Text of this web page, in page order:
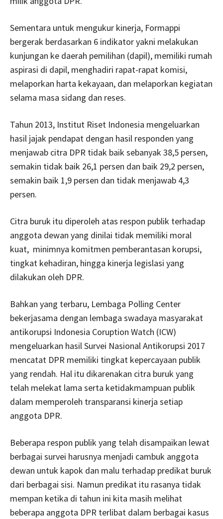
Sementara untuk mengukur kinerja, Formappi
bergerak berdasarkan 6 indikator yakni melakukan
kunjungan ke daerah pemilihan (dapil), memiliki rumah
aspirasi di dapil, menghadiri rapat-rapat komisi,
melaporkan harta kekayaan, dan melaporkan kegiatan
selama masa sidang dan reses.
Tahun 2013, Institut Riset Indonesia mengeluarkan
hasil jajak pendapat dengan hasil responden yang
menjawab citra DPR tidak baik sebanyak 38,5 persen,
semakin tidak baik 26,1 persen dan baik 29,2 persen,
semakin baik 1,9 persen dan tidak menjawab 4,3
persen.
Citra buruk itu diperoleh atas respon publik terhadap
anggota dewan yang dinilai tidak memiliki moral
kuat, minimnya komitmen pemberantasan korupsi,
tingkat kehadiran, hingga kinerja legislasi yang
dilakukan oleh DPR.
Bahkan yang terbaru, Lembaga Polling Center
bekerjasama dengan lembaga swadaya masyarakat
antikorupsi Indonesia Coruption Watch (ICW)
mengeluarkan hasil Survei Nasional Antikorupsi 2017
mencatat DPR memiliki tingkat kepercayaan publik
yang rendah. Hal itu dikarenakan citra buruk yang
telah melekat lama serta ketidakmampuan publik
dalam memperoleh transparansi kinerja setiap
anggota DPR.
Beberapa respon publik yang telah disampaikan lewat
berbagai survei harusnya menjadi cambuk anggota
dewan untuk kapok dan malu terhadap predikat buruk
dari berbagai sisi. Namun predikat itu rasanya tidak
mempan ketika di tahun ini kita masih melihat
beberapa anggota DPR terlibat dalam berbagai kasus